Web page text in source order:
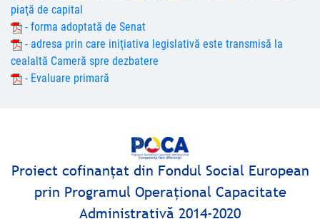
piaţă de capital
- forma adoptată de Senat
- adresa prin care iniţiativa legislativă este transmisă la
cealaltă Cameră spre dezbatere
- Evaluare primară
Proiect cofinanţat din Fondul Social European
prin Programul Operaţional Capacitate
Administrativă 2014-2020